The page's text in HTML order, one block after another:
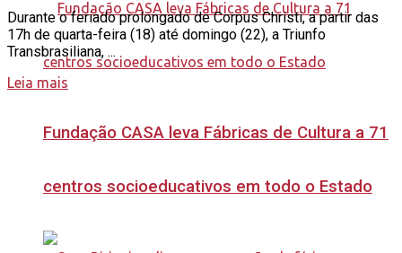
Fundação CASA leva Fábricas de Cultura a 71
centros socioeducativos em todo o Estado
Durante o feriado prolongado de Corpus Christi, a partir das
17h de quarta-feira (18) até domingo (22), a Triunfo
Transbrasiliana, ...
Leia mais